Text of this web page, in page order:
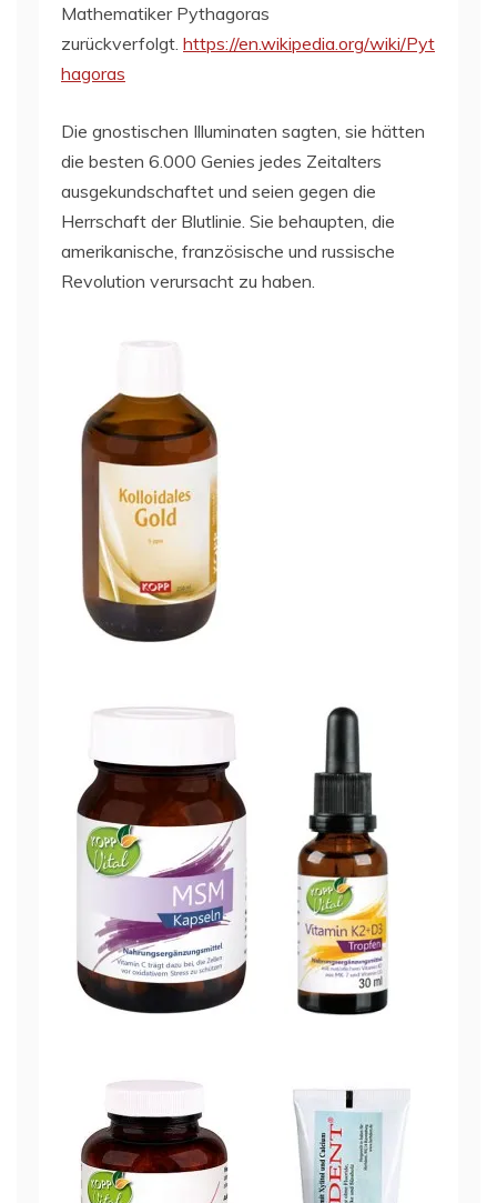
Mathematiker Pythagoras
zurückverfolgt. https://en.wikipedia.org/wiki/Pyt
hagoras
Die gnostischen Illuminaten sagten, sie hätten
die besten 6.000 Genies jedes Zeitalters
ausgekundschaftet und seien gegen die
Herrschaft der Blutlinie. Sie behaupten, die
amerikanische, französische und russische
Revolution verursacht zu haben.